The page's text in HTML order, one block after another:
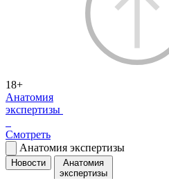
18+
Анатомия
экспертизы
Смотреть
Анатомия экспертизы
Новости
Анатомия
экспертизы